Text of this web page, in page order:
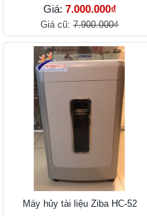
Giá: 7.000.000₫
Giá cũ: 7.900.000₫
Máy hủy tài liệu Ziba HC-52